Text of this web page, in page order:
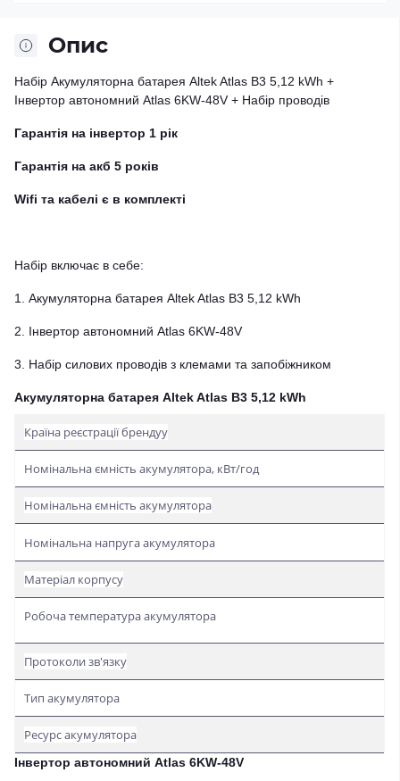
Опис
Набір Акумуляторна батарея Altek Atlas В3 5,12 kWh +
Інвертор автономний Atlas 6KW-48V + Набір проводів
Гарантія на інвертор 1 рік
Гарантія на акб 5 років
Wifi та кабелі є в комплекті
Набір включає в себе:
1. Акумуляторна батарея Altek Atlas В3 5,12 kWh
2. Інвертор автономний Atlas 6KW-48V
3. Набір силових проводів з клемами та запобіжником
Акумуляторна батарея Altek Atlas В3 5,12 kWh
Країна реєстрації брендуу
Номінальна ємність акумулятора, кВт/год
Номінальна ємність акумулятора
Номінальна напруга акумулятора
Матеріал корпусу
Робоча температура акумулятора
Протоколи зв'язку
Тип акумулятора
Ресурс акумулятора
Інвертор автономний Atlas 6KW-48V